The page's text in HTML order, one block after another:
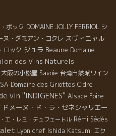
ボック DOMAINE JOLLY FERRIOL シ
ヌ・ダミアン・コクレ スヴィニャル
ロック ジュラ Beaune Domaine
des Vins Naturels
大阪の小松屋 Savoie 台湾自然派ワイン
Domaine des Griottes Cidre
vin ''INDIGENES'' Alsace Foire
ドメーヌ・ド・ラ・セネシャリエー
エ・レミ・デュフェートル Rémi Sédès
Lyon chef Ishida Katsumi エク